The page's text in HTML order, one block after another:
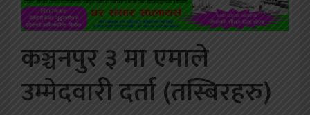
कञ्चनपुर ३ मा एमाले
उम्मेदवारी दर्ता (तस्बिरहरु)